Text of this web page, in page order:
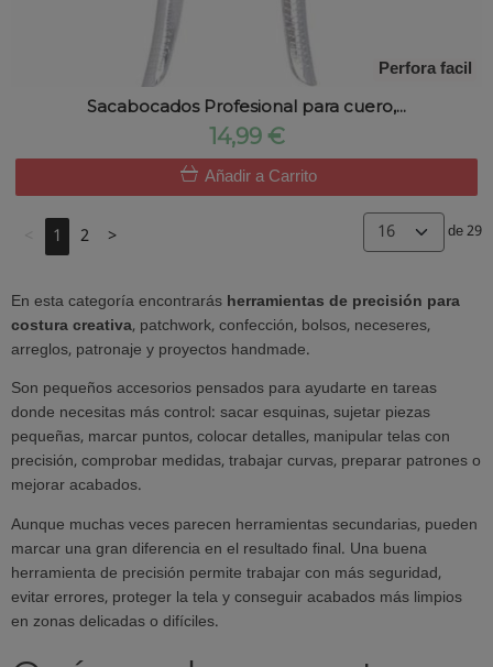
Perfora facil
Sacabocados Profesional para cuero,...
14,99 €
Añadir a Carrito
1 2 > de 29
En esta categoría encontrarás herramientas de precisión para
costura creativa, patchwork, confección, bolsos, neceseres,
arreglos, patronaje y proyectos handmade.
Son pequeños accesorios pensados para ayudarte en tareas
donde necesitas más control: sacar esquinas, sujetar piezas
pequeñas, marcar puntos, colocar detalles, manipular telas con
precisión, comprobar medidas, trabajar curvas, preparar patrones o
mejorar acabados.
Aunque muchas veces parecen herramientas secundarias, pueden
marcar una gran diferencia en el resultado final. Una buena
herramienta de precisión permite trabajar con más seguridad,
evitar errores, proteger la tela y conseguir acabados más limpios
en zonas delicadas o difíciles.